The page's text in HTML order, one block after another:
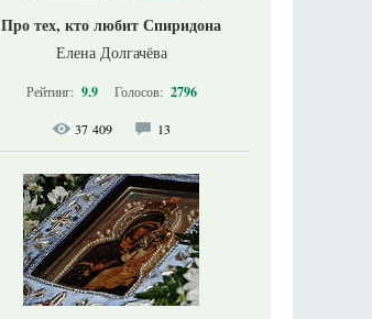
Про тех, кто любит Спиридона
Елена Долгачёва
Рейтинг: 9.9 Голосов: 2796
37 409 13